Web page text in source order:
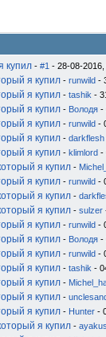
купил - #1 - 28-08-2016,
я купил - runwild -
я купил - tashik -
я купил - Володя -
я купил - runwild -
я купил - darkflesh
я купил - klimlord -
я купил -
я купил - runwild -
я купил -
я купил - sulzer
я купил - runwild -
я купил - Володя -
я купил - runwild -
я купил - tashik -
я купил -
я купил -
я купил - Hunter -
я купил -